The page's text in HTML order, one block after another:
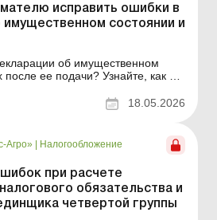
исправить ошибки в
имущественном состоянии и
об имущественном
ее подачи? Узнайте, как их
показатели приложений к
на общей
18.05.2026
Агро» | Налогообложение
при расчете
обязательства и
четвертой группы